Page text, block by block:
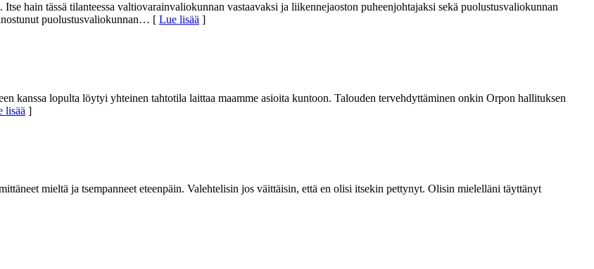
hain tässä tilanteessa valtiovarainvaliokunnan vastaavaksi ja liikennejaoston puheenjohtajaksi sekä puolustusvaliokunnan
puolustusvaliokunnan… [ Lue lisää ]
kanssa lopulta löytyi yhteinen tahtotila laittaa maamme asioita kuntoon. Talouden tervehdyttäminen onkin Orpon hallituksen
lisää ]
mieltä ja tsempanneet eteenpäin. Valehtelisin jos väittäisin, että en olisi itsekin pettynyt. Olisin mielelläni täyttänyt